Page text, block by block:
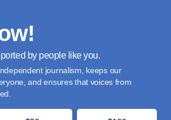
by people like you.
journalism, keeps our
and ensures that voices from
افراد مسلح یک تن را در سمنگان
عباس صالحی